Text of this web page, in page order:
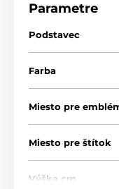
Parametre
Podstavec
Farba
Miesto pre
Miesto pre štítok
Výška cm